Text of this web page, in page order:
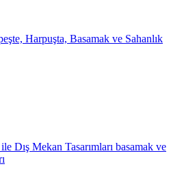
Harpuşta, Basamak ve Sahanlık
Dış Mekan Tasarımları basamak ve